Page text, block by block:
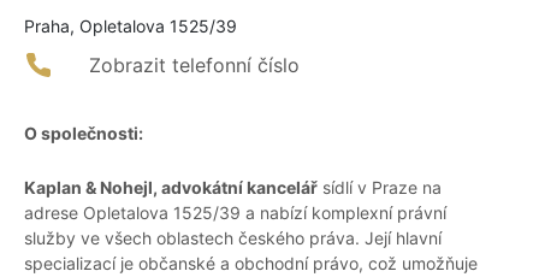
Praha, Opletalova 1525/39
Zobrazit telefonní číslo
O společnosti:
Kaplan & Nohejl, advokátní kancelář sídlí v Praze na
adrese Opletalova 1525/39 a nabízí komplexní právní
služby ve všech oblastech českého práva. Její hlavní
specializací je občanské a obchodní právo, což umožňuje